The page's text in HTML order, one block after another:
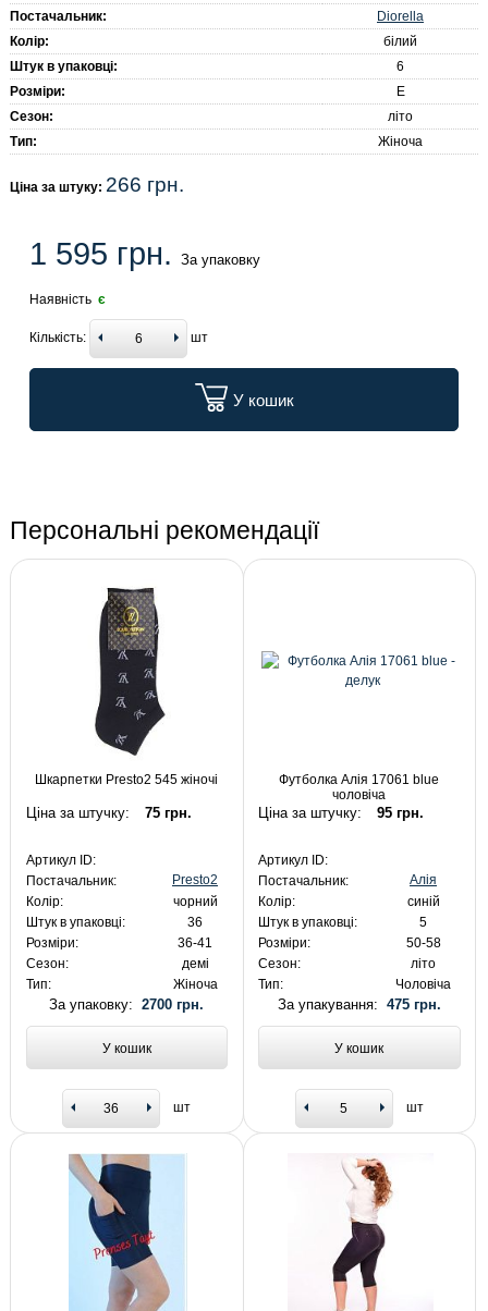
Постачальник:
Diorella
Колір:
білий
Штук в упаковці:
6
Розміри:
E
Сезон:
літо
Тип:
Жіноча
Ціна за штуку: 266 грн.
1 595 грн. За упаковку
Наявність є
Кількість: шт
У кошик
Персональні рекомендації
Шкарпетки Presto2 545 жіночі
Ціна за штучку: 75 грн.
Артикул ID:
Постачальник:
Presto2
Колір:
чорний
Штук в упаковці:
36
Розміри:
36-41
Сезон:
демі
Тип:
Жіноча
За упаковку:2700 грн.
У кошик
шт
Футболка Алія 17061 blue
чоловіча
Ціна за штучку: 95 грн.
Артикул ID:
Постачальник:
Алія
Колір:
синій
Штук в упаковці:
5
Розміри:
50-58
Сезон:
літо
Тип:
Чоловіча
За упакування: 475 грн.
У кошик
шт